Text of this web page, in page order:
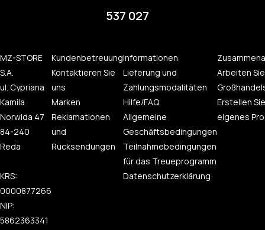
537 027
MZ-STORE
S.A.
ul. Cypriana
Kamila
Norwida 47
84-240
Reda
KRS:
0000877266
NIP:
5862363341
Kundenbetreuung
Kontaktieren Sie
uns
Marken
Reklamationen
und
Rücksendungen
Informationen
Lieferung und
Zahlungsmodalitäten
Hilfe/FAQ
Allgemeine
Geschäftsbedingungen
Teilnahmebedingungen
für das Treueprogramm
Datenschutzerklärung
Arbeiten
Erstellen
eigenes